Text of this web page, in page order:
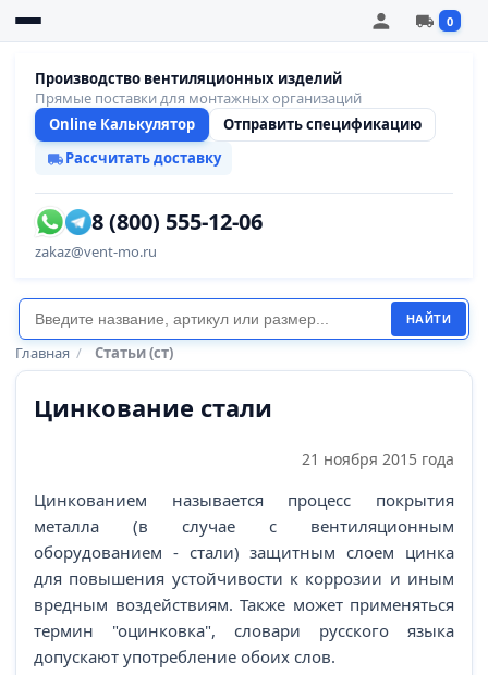
0
Производство вентиляционных изделий
Прямые поставки для монтажных организаций
Online Калькулятор
Отправить спецификацию
Рассчитать доставку
8 (800) 555-12-06
zakaz@vent-mo.ru
НАЙТИ
Главная / Статьи (ст)
Цинкование стали
21 ноября 2015 года
Цинкованием называется процесс покрытия
металла (в случае с вентиляционным
оборудованием - стали) защитным слоем цинка
для повышения устойчивости к коррозии и иным
вредным воздействиям. Также может применяться
термин "оцинковка", словари русского языка
допускают употребление обоих слов.